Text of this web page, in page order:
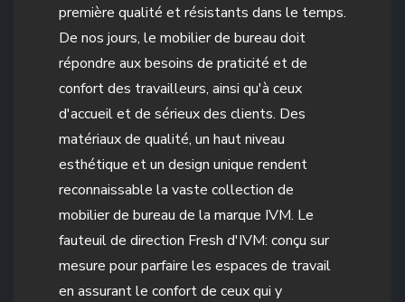
première qualité et résistants dans le temps.
De nos jours, le mobilier de bureau doit
répondre aux besoins de praticité et de
confort des travailleurs, ainsi qu'à ceux
d'accueil et de sérieux des clients. Des
matériaux de qualité, un haut niveau
esthétique et un design unique rendent
reconnaissable la vaste collection de
mobilier de bureau de la marque IVM. Le
fauteuil de direction Fresh d'IVM: conçu sur
mesure pour parfaire les espaces de travail
en assurant le confort de ceux qui y